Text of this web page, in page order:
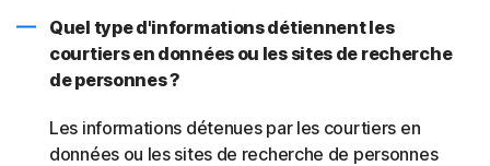
Quel type d'informations détiennent les
courtiers en données ou les sites de recherche
de personnes ?
Les informations détenues par les courtiers en
données ou les sites de recherche de personnes